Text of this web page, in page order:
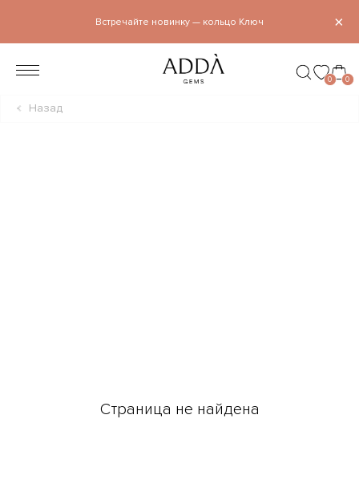
×
Встречайте новинку — кольцо Ключ
0 0
Назад
Страница не найдена